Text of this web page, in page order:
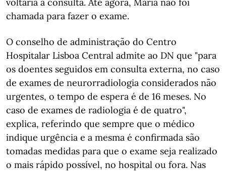
chamada para fazer o exame.
O conselho de administração do Centro
Hospitalar Lisboa Central admite ao DN que "para
os doentes seguidos em consulta externa, no caso
de exames de neurorradiologia considerados não
urgentes, o tempo de espera é de 16 meses. No
caso de exames de radiologia é de quatro",
explica, referindo que sempre que o médico
indique urgência e a mesma é confirmada são
tomadas medidas para que o exame seja realizado
o mais rápido possível, no hospital ou fora. Nas